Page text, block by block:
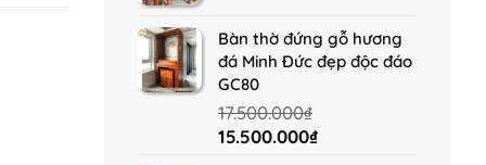
Bàn thờ đứng gỗ hương
đá Minh Đức đẹp độc đáo
GC80
17.500.000₫
Original
15.500.000₫Current